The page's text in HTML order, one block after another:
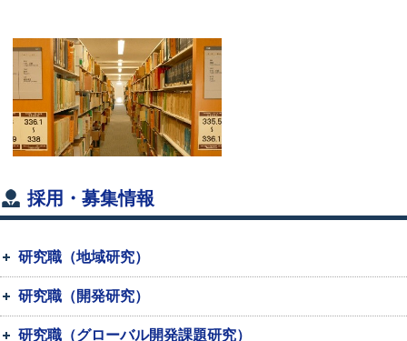
採用・募集情報
研究職（地域研究）
研究職（開発研究）
研究職（グローバル開発課題研究）